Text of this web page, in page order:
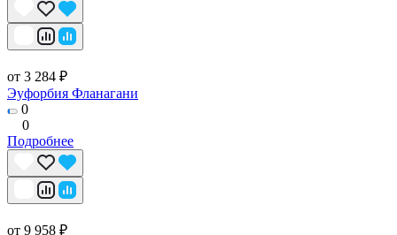
от 3 284 ₽
Эуфорбия Фланагани
0
0
Подробнее
от 9 958 ₽